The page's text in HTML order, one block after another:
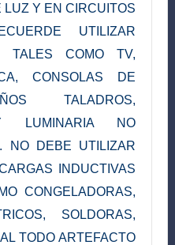
Y EN CIRCUITOS
UTILIZAR
TALES COMO TV,
CONSOLAS DE
TALADROS,
LUMINARIA NO
NO DEBE UTILIZAR
INDUCTIVAS
CONGELADORAS,
SOLDORAS,
TODO ARTEFACTO